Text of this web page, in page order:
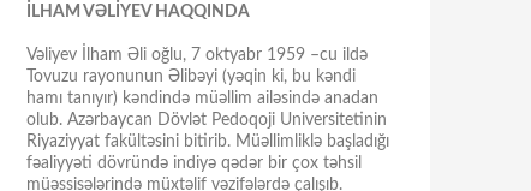
İLHAM VƏLİYEV HAQQINDA
Vəliyev İlham Əli oğlu, 7 oktyabr 1959 –cu ildə
Tovuzu rayonunun Əlibəyi (yəqin ki, bu kəndi
hamı tanıyır) kəndində müəllim ailəsində anadan
olub. Azərbaycan Dövlət Pedoqoji Universitetinin
Riyaziyyat fakültəsini bitirib. Müəllimliklə başladığı
fəaliyyəti dövründə indiyə qədər bir çox təhsil
müəssisələrində müxtəlif vəzifələrdə çalışıb.